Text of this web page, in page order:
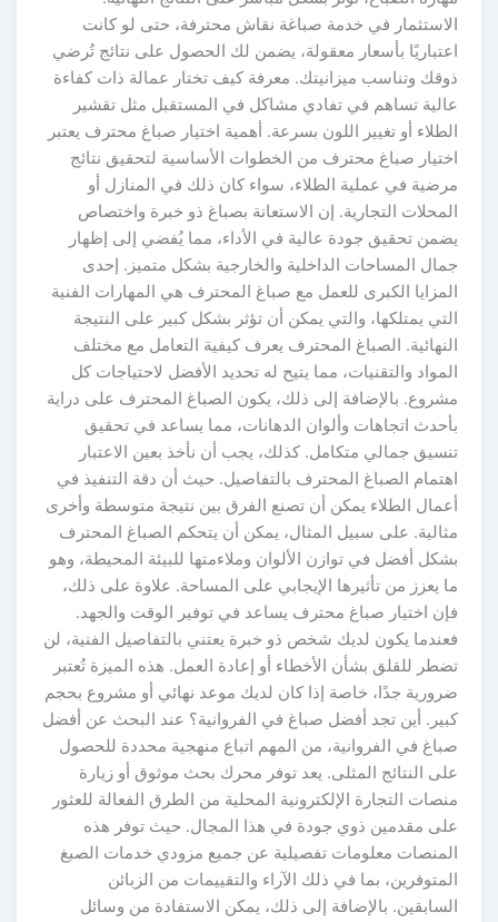
الاستثمار في خدمة صباغة نقاش محترفة، حتى لو كانت
اعتباريًا بأسعار معقولة، يضمن لك الحصول على نتائج تُرضي
ذوقك وتناسب ميزانيتك. معرفة كيف تختار عمالة ذات كفاءة
عالية تساهم في تفادي مشاكل في المستقبل مثل تقشير
الطلاء أو تغيير اللون بسرعة. أهمية اختيار صباغ محترف يعتبر
اختيار صباغ محترف من الخطوات الأساسية لتحقيق نتائج
مرضية في عملية الطلاء، سواء كان ذلك في المنازل أو
المحلات التجارية. إن الاستعانة بصباغ ذو خبرة واختصاص
يضمن تحقيق جودة عالية في الأداء، مما يُفضي إلى إظهار
جمال المساحات الداخلية والخارجية بشكل متميز. إحدى
المزايا الكبرى للعمل مع صباغ المحترف هي المهارات الفنية
التي يمتلكها، والتي يمكن أن تؤثر بشكل كبير على النتيجة
النهائية. الصباغ المحترف يعرف كيفية التعامل مع مختلف
المواد والتقنيات، مما يتيح له تحديد الأفضل لاحتياجات كل
مشروع. بالإضافة إلى ذلك، يكون الصباغ المحترف على دراية
بأحدث اتجاهات وألوان الدهانات، مما يساعد في تحقيق
تنسيق جمالي متكامل. كذلك، يجب أن نأخذ بعين الاعتبار
اهتمام الصباغ المحترف بالتفاصيل. حيث أن دقة التنفيذ في
أعمال الطلاء يمكن أن تصنع الفرق بين نتيجة متوسطة وأخرى
مثالية. على سبيل المثال، يمكن أن يتحكم الصباغ المحترف
بشكل أفضل في توازن الألوان وملاءمتها للبيئة المحيطة، وهو
ما يعزز من تأثيرها الإيجابي على المساحة. علاوة على ذلك،
فإن اختيار صباغ محترف يساعد في توفير الوقت والجهد.
فعندما يكون لديك شخص ذو خبرة يعتني بالتفاصيل الفنية، لن
تضطر للقلق بشأن الأخطاء أو إعادة العمل. هذه الميزة تُعتبر
ضرورية جدًا، خاصة إذا كان لديك موعد نهائي أو مشروع بحجم
كبير. أين تجد أفضل صباغ في الفروانية؟ عند البحث عن أفضل
صباغ في الفروانية، من المهم اتباع منهجية محددة للحصول
على النتائج المثلى. يعد توفر محرك بحث موثوق أو زيارة
منصات التجارة الإلكترونية المحلية من الطرق الفعالة للعثور
على مقدمين ذوي جودة في هذا المجال. حيث توفر هذه
المنصات معلومات تفصيلية عن جميع مزودي خدمات الصبغ
المتوفرين، بما في ذلك الآراء والتقييمات من الزبائن
السابقين. بالإضافة إلى ذلك، يمكن الاستفادة من وسائل